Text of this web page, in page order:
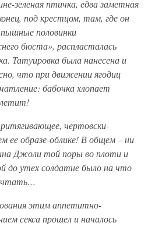
зеленая птичка, едва заметная
под крестцом, там, где он
пышные половинки
бюста», распласталась
Татуировка была нанесена и
что при движении ягодиц
бабочка хлопает
чертовски-
ее образе-облике! В общем – ни
Джоли той поры во плоти и
до утех солдатне было на что
этим аппетитно-
секса прошел и началось